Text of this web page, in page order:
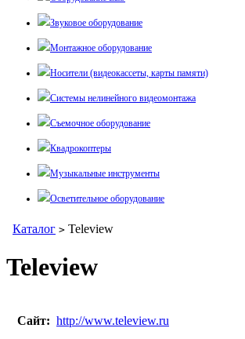
Звуковое оборудование
Монтажное оборудование
Носители (видеокассеты, карты памяти)
Системы нелинейного видеомонтажа
Съемочное оборудование
Квадрокоптеры
Музыкальные инструменты
Осветительное оборудование
Каталог > Teleview
Teleview
Сайт: http://www.teleview.ru